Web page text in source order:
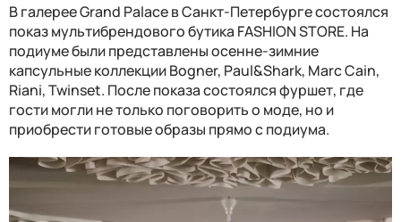
В галерее Grand Palace в Санкт-Петербурге состоялся
показ мультибрендового бутика FASHION STORE. На
подиуме были представлены осенне-зимние
капсульные коллекции Bogner, Paul&Shark, Marc Cain,
Riani, Twinset. После показа состоялся фуршет, где
гости могли не только поговорить о моде, но и
приобрести готовые образы прямо с подиума.